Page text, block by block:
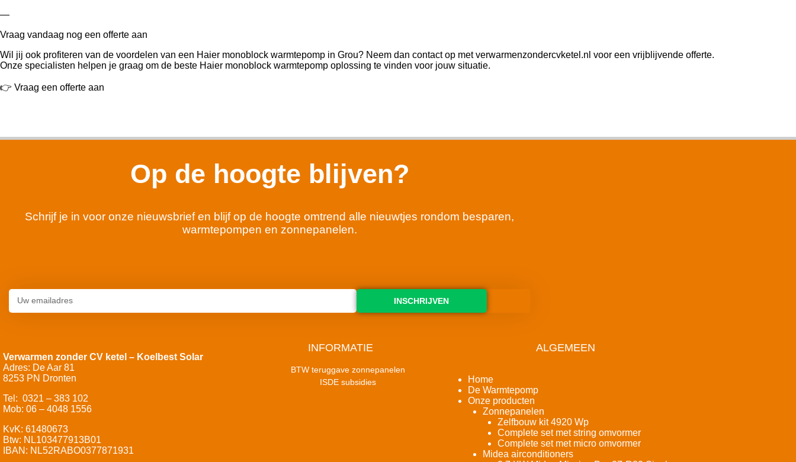
—
Vraag vandaag nog een offerte aan
Wil jij ook profiteren van de voordelen van een Haier monoblock warmtepomp in Grou? Neem dan contact op met verwarmenzondercvketel.nl voor een vrijblijvende offerte.
Onze specialisten helpen je graag om de beste Haier monoblock warmtepomp oplossing te vinden voor jouw situatie.
👉 Vraag een offerte aan
Op de hoogte blijven?
Schrijf je in voor onze nieuwsbrief en blijf op de hoogte omtrend alle nieuwtjes rondom besparen,
warmtepompen en zonnepanelen.
INSCHRIJVEN
Verwarmen zonder CV ketel – Koelbest Solar
Adres: De Aar 81
8253 PN Dronten
Tel: 0321 – 383 102
Mob: 06 – 4048 1556
KvK: 61480673
Btw: NL103477913B01
IBAN: NL52RABO0377871931
INFORMATIE
BTW teruggave zonnepanelen
ISDE subsidies
ALGEMEEN
Home
De Warmtepomp
Onze producten
Zonnepanelen
Zelfbouw kit 4920 Wp
Complete set met string omvormer
Complete set met micro omvormer
Midea airconditioners